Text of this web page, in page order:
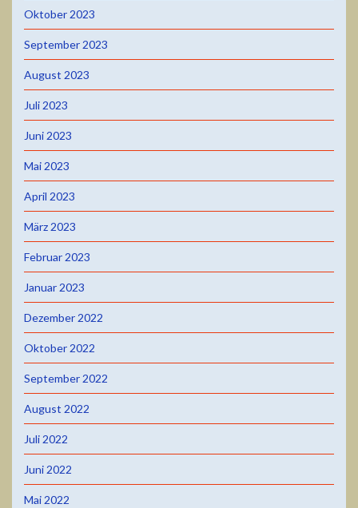
Oktober 2023
September 2023
August 2023
Juli 2023
Juni 2023
Mai 2023
April 2023
März 2023
Februar 2023
Januar 2023
Dezember 2022
Oktober 2022
September 2022
August 2022
Juli 2022
Juni 2022
Mai 2022